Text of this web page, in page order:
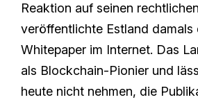
Reaktion auf seinen
veröffentlichte Estland damals
Whitepaper im Internet. Das
als Blockchain-Pionier und
heute nicht nehmen, die